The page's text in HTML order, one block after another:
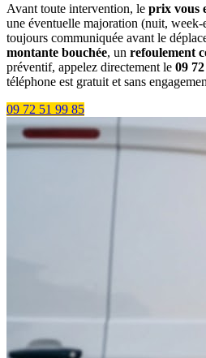
Avant toute intervention, le prix vous
une éventuelle majoration (nuit,
toujours communiquée avant le
montante bouchée, un refoulement
préventif, appelez directement le 09
téléphone est gratuit et sans
09 72 51 99 85